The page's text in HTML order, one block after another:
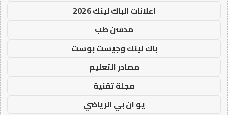
اعلانات الباك لينك 2026
مدسن طب
باك لينك وجيست بوست
مصادر التعليم
مجلة تقنية
يو ان بي الرياضي